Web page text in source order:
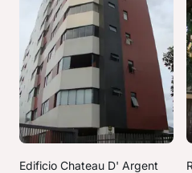
Edificio Chateau D' Argent